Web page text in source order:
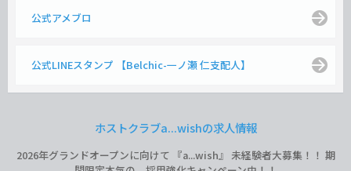
公式アメブロ
公式LINEスタンプ 【Belchic-一ノ瀬 仁支配人】
ホストクラブa...wishの求人情報
2026年グランドオープンに向けて 『a...wish』 未経験者大募集！！ 期